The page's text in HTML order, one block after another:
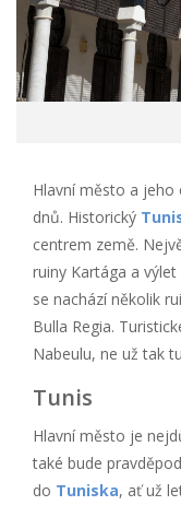
Hlavní město a
dnů. Historický
centrem země.
ruiny Kartága a
se nachází několik
Bulla Regia.
Nabeulu, ne už tak
Tunis
Hlavní město je
také bude
do Tuniska, ať už